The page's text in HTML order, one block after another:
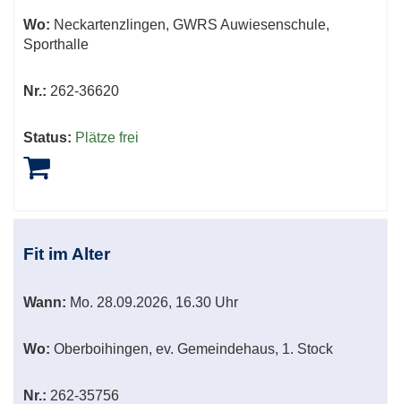
Wo: Neckartenzlingen, GWRS Auwiesenschule,
Sporthalle
Nr.: 262-36620
Status: Plätze frei
Fit im Alter
Wann: Mo. 28.09.2026, 16.30 Uhr
Wo: Oberboihingen, ev. Gemeindehaus, 1. Stock
Nr.: 262-35756